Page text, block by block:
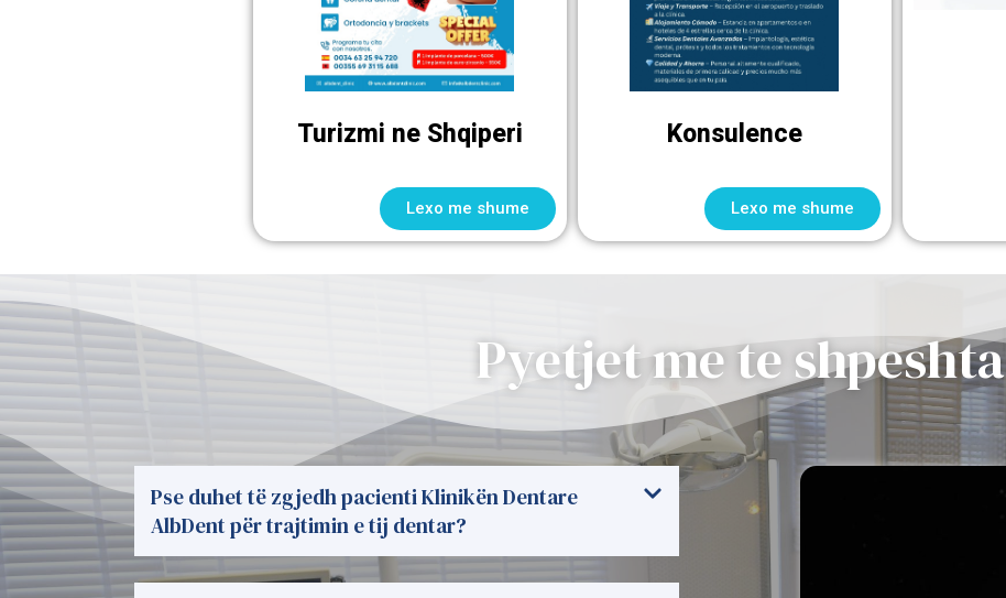
Turizmi ne Shqiperi
Lexo me shume
Konsulence
Lexo me shume
Pyetjet me te shpeshta
Pse duhet të zgjedh pacienti Klinikën Dentare
AlbDent për trajtimin e tij dentar?